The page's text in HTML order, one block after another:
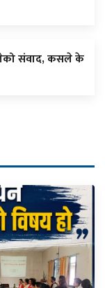
संवाद, कसले के